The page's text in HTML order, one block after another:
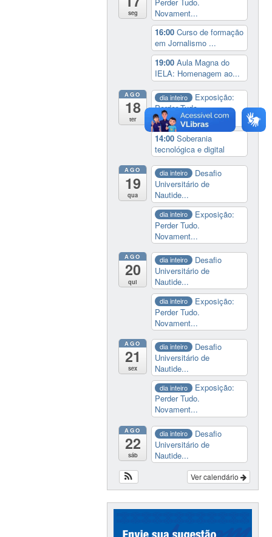
seg
Novament...
16:00Curso de formação
em Jornalismo ...
19:00Aula Magna do
IELA: Homenagem ao...
AGO
18
ter
dia inteiro
Exposição:
Perder Tudo.
Novament...
14:00Soberania
tecnológica e digital
AGO
19
qua
dia inteiro
Desafio
Universitário de
Nautide...
dia inteiro
Exposição:
Perder Tudo.
Novament...
AGO
20
qui
dia inteiro
Desafio
Universitário de
Nautide...
dia inteiro
Exposição:
Perder Tudo.
Novament...
AGO
21
sex
dia inteiro
Desafio
Universitário de
Nautide...
dia inteiro
Exposição:
Perder Tudo.
Novament...
AGO
22
sáb
dia inteiro
Desafio
Universitário de
Nautide...
Ver calendário